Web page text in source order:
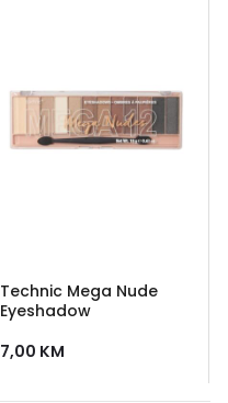
Technic Mega Nude
Eyeshadow
7,00 KM